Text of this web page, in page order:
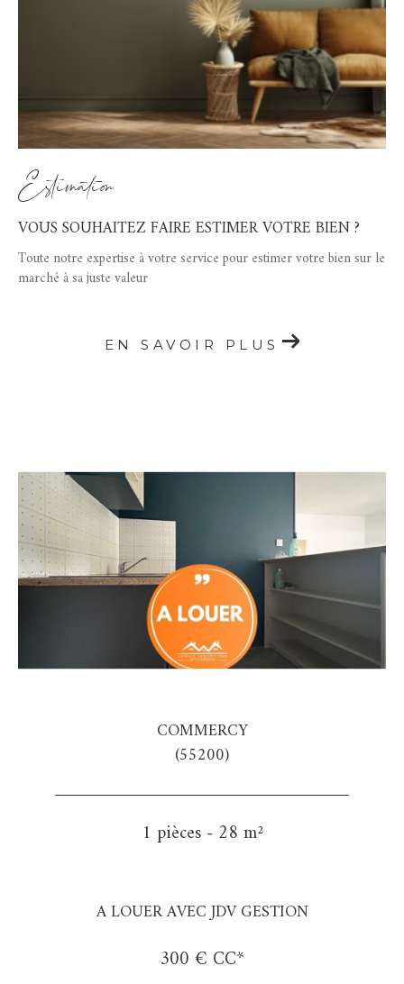
Estimation
VOUS SOUHAITEZ FAIRE ESTIMER VOTRE BIEN ?
Toute notre expertise à votre service pour estimer votre bien sur le
marché à sa juste valeur
EN SAVOIR PLUS
COMMERCY
(55200)
1 pièces - 28 m²
A LOUER AVEC JDV GESTION
300 € CC*